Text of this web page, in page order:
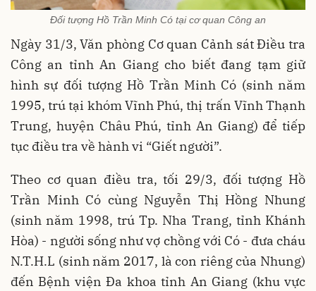
Đối tượng Hồ Trần Minh Có tại cơ quan Công an
Ngày 31/3, Văn phòng Cơ quan Cảnh sát Điều tra
Công an tỉnh An Giang cho biết đang tạm giữ
hình sự đối tượng Hồ Trần Minh Có (sinh năm
1995, trú tại khóm Vĩnh Phú, thị trấn Vĩnh Thạnh
Trung, huyện Châu Phú, tỉnh An Giang) để tiếp
tục điều tra về hành vi “Giết người”.
Theo cơ quan điều tra, tối 29/3, đối tượng Hồ
Trần Minh Có cùng Nguyễn Thị Hồng Nhung
(sinh năm 1998, trú Tp. Nha Trang, tỉnh Khánh
Hòa) - người sống như vợ chồng với Có - đưa cháu
N.T.H.L (sinh năm 2017, là con riêng của Nhung)
đến Bệnh viện Đa khoa tỉnh An Giang (khu vực